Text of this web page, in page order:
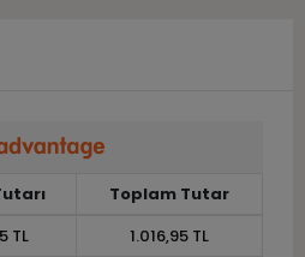
Toplam Tutar
TL 1.016,95 TL